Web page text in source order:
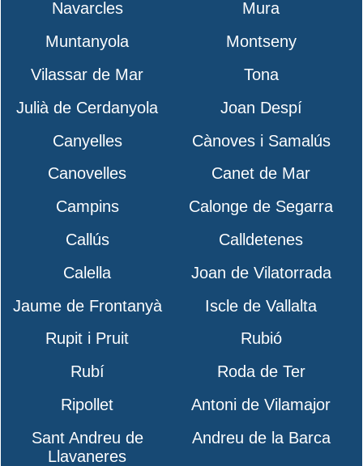
Navarcles
Mura
Muntanyola
Montseny
Vilassar de Mar
Tona
Julià de Cerdanyola
Joan Despí
Canyelles
Cànoves i Samalús
Canovelles
Canet de Mar
Campins
Calonge de Segarra
Callús
Calldetenes
Calella
Joan de Vilatorrada
Jaume de Frontanyà
Iscle de Vallalta
Rupit i Pruit
Rubió
Rubí
Roda de Ter
Ripollet
Antoni de Vilamajor
Sant Andreu de
Llavaneres
Andreu de la Barca